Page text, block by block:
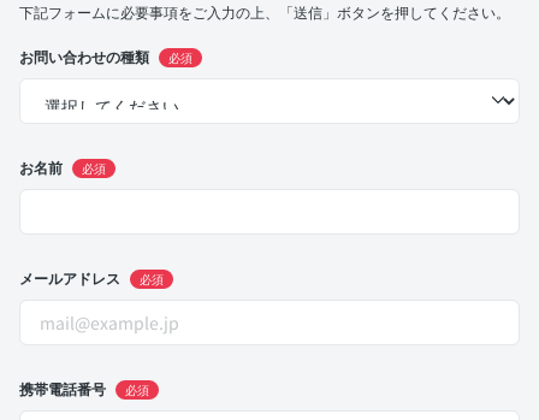
下記フォームに必要事項をご入力の上、「送信」ボタンを押してください。
お問い合わせの種類 必須
お名前 必須
メールアドレス 必須
携帯電話番号 必須